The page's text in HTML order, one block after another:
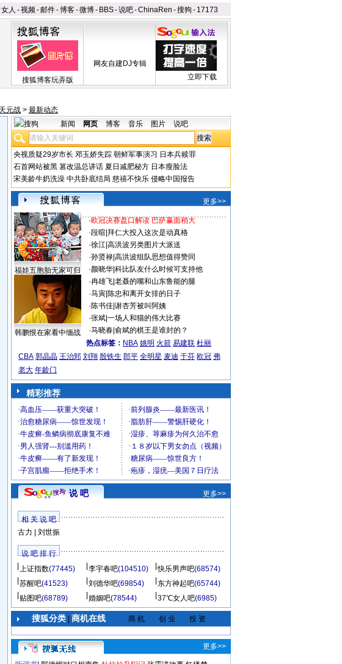
女人 -视频-邮件-博客-微博- BBS-说吧-ChinaRen -搜狗 - 17173
搜狐博客玩弄版
网友自建DJ专辑
立即下载
元战 > 最新动态
新闻 网页 博客 音乐 图片 说吧
央视质疑29岁市长 邓玉娇失踪 朝鲜军事演习 日本兵赎罪
石首网站被黑 篡改温总讲话 夏日减肥秘方 日本瘦脸法
宋美龄牛奶洗澡 中共卧底结局 慈禧不快乐 侵略中国报告
更多>>
福娃五胞胎无家可归
韩鹏恨在家看中缅战
·欧冠决赛盘口解读 巴萨赢面稍大
·段暄 拜仁大投入这次是动真格
·徐江| 高洪波另类图片大派送
·孙贤禄| 高洪波组队思想值得赞同
·颜晓华| 科比队友什么时候可支持他
·冉雄飞| 老聂的嘴和山东鲁能的腿
·马寅| 陈忠和离开女排的日子
·陈书佳| 谢杏芳被叫阿姨
·张斌| 一场人和猫的伟大比赛
·马晓春| 俞斌的棋王是谁封的？
热点标签： NBA 姚明 火箭 易建联 杜丽
CBA 郭晶晶 王治郅 刘翔 殷铁生 郎平 全明星 麦迪 于芬 欧冠 弗
老大 年龄门
精彩推荐
说 吧 更多>>
相 关 说 吧
古力
刘世振
说 吧 排 行
上证指数(77445) 李宇春吧(104510) 快乐男声吧(68574)
苏醒吧(41523) 刘德华吧(69854) 东方神起吧(65744)
贴图吧(68789) 婚姻吧(78544) 37℃女人吧(6985)
搜狐分类| 商机在线 商 机 创 业 投 资
更多>>